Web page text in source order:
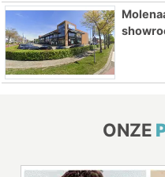
ONZE